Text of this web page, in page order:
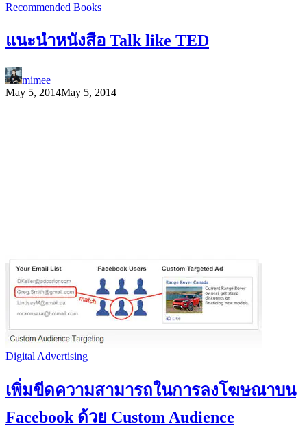
Recommended Books
แนะนำหนังสือ Talk like TED
mimee
May 5, 2014May 5, 2014
Digital Advertising
เพิ่มขีดความสามารถในการลงโฆษณาบน
Facebook ด้วย Custom Audience